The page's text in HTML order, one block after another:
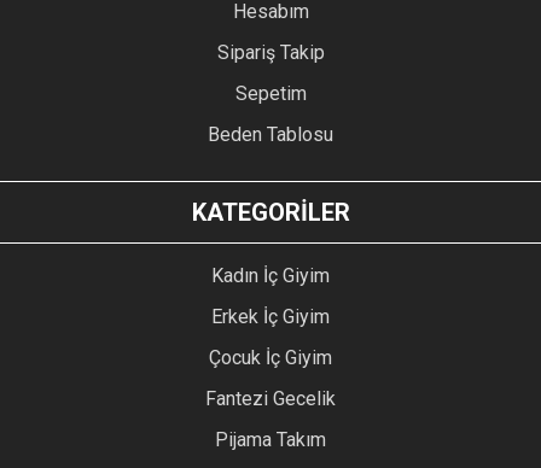
Hesabım
Sipariş Takip
Sepetim
Beden Tablosu
KATEGORİLER
Kadın İç Giyim
Erkek İç Giyim
Çocuk İç Giyim
Fantezi Gecelik
Pijama Takım